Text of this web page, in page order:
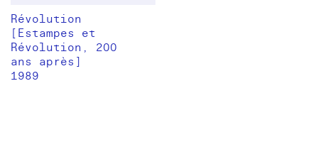
Révolution
[Estampes et
Révolution, 200
ans après]
1989